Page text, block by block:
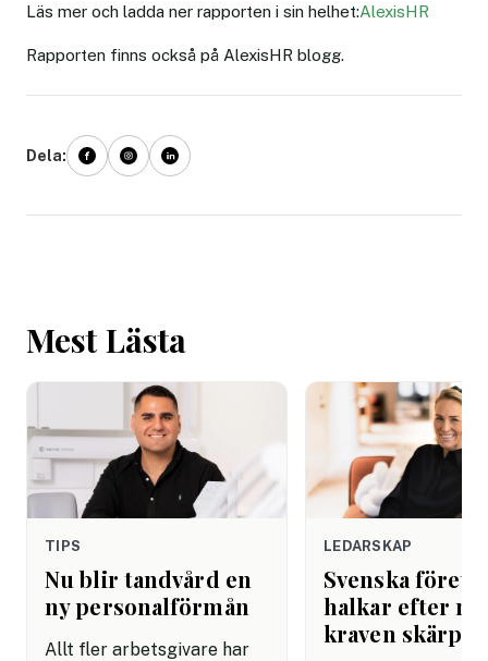
Läs mer och ladda ner rapporten i sin helhet:AlexisHR
Rapporten finns också på AlexisHR blogg.
Dela:
Mest Lästa
TIPS
Nu blir tandvård en
ny personalförmån
Allt fler arbetsgivare har
LEDARSKAP
Svenska
halkar efter
kraven skärps